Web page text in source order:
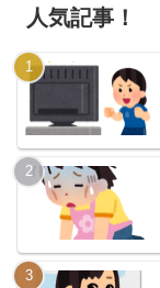
人気記事！